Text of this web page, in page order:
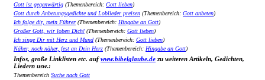
Gott ist gegenwärtig (Themenbereich: Gott lieben)
Gott durch Anbetungsgedichte und Loblieder preisen (Themenbereich: Gott anbeten)
Ich folge dir, mein Führer (Themenbereich: Hingabe an Gott)
Großer Gott, wir loben Dich! (Themenbereich: Gott lieben)
Ich singe Dir mit Herz und Mund (Themenbereich: Gott lieben)
Näher, noch näher, fest an Dein Herz (Themenbereich: Hingabe an Gott)
Infos, große Linklisten etc. aufwww.bibelglaube.de zu weiteren Artikeln, Gedichten,
Liedern usw.:
Themenbereich Suche nach Gott